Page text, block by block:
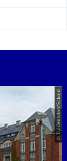
© TU Dresden/Eckold